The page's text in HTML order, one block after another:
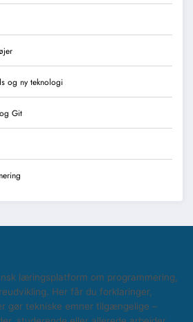
og ny teknologi
Git
læringsplatform om programmering,
Her får du forklaringer,
gør tekniske emner tilgængelige –